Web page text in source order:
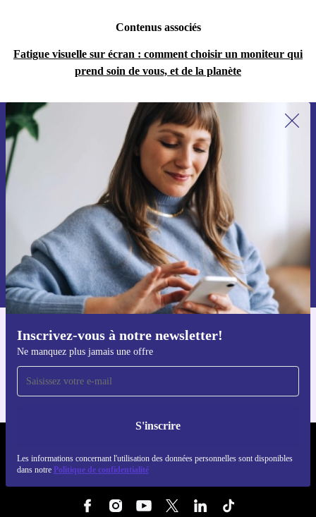
Contenus associés
Fatigue visuelle sur écran : comment choisir un moniteur qui
prend soin de vous, et de la planète
Inscrivez-vous à notre newsletter!
Ne manquez plus jamais une offre
S'inscrire
Les informations concernant l'utilisation des données personnelles sont disponibles
dans notre Politique de confidentialité
Recevoir offres et infos de refurbed
par mail
Ne manquez plus aucune offre.
S'inscrire
Retrouvez les informations sur l'utilisation des données personnelles
dans notre
politique de confidentialité.
Téléchargez l'application refurbed
Pour iOS et Android